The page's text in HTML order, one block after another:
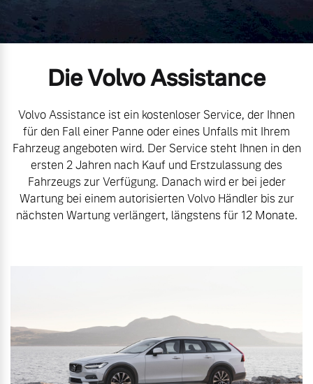
Mild-Hybrid
Geschäftskunden
Editionsmodelle
Konnektivität
Fahrzeug konfigurieren
Sofort verfügbare Fahrzeuge
Volvo Gebrauchtwagenbörse
Aktuelle Zubehörangebote
Zubehörkatalog
Service by Volvo
Bitte sprechen Sie uns
direkt an.
Mehr erfahren
Kontakt und Anfahrt
Die Volvo Assistance
Volvo Assistance ist ein kostenloser Service, der Ihnen
für den Fall einer Panne oder eines Unfalls mit Ihrem
Fahrzeug angeboten wird. Der Service steht Ihnen in den
ersten 2 Jahren nach Kauf und Erstzulassung des
Fahrzeugs zur Verfügung. Danach wird er bei jeder
Wartung bei einem autorisierten Volvo Händler bis zur
nächsten Wartung verlängert, längstens für 12 Monate.